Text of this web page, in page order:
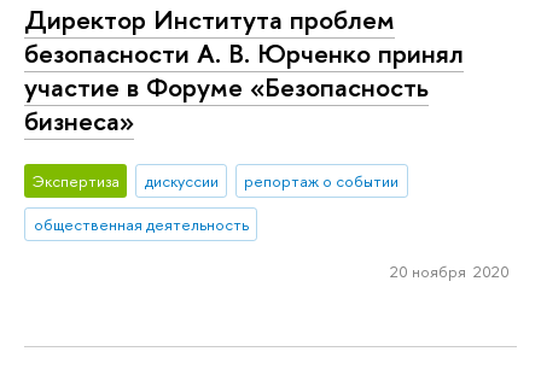
Директор Института проблем
безопасности А. В. Юрченко принял
участие в Форуме «Безопасность
бизнеса»
Экспертиза дискуссии
репортаж о событии
общественная деятельность
20 ноября 2020